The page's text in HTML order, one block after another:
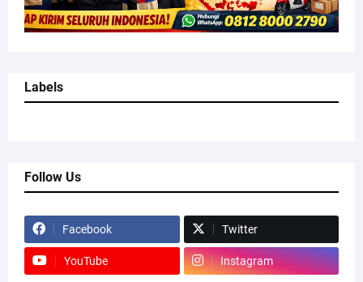
Labels
Follow Us
Facebook Twitter
YouTube Instagram